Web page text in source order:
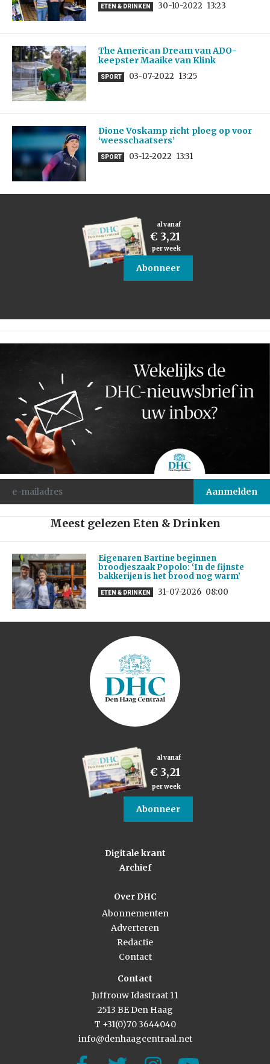
ETEN & DRINKEN 30-10-2022 13:23
The American Dream van ADO-
keepster Maaike van Klink
SPORT 03-07-2022 13:25
Dione Voskamp richt ploeg op voor
‘weesschaatsers’
SPORT 03-12-2022 13:31
al vanaf
€ 3,21
per week
Abonneer
Meest gelezen Eten & Drinken
Eigenaren Bartine beginnen
broodjeszaak Popolo: ‘In de fijnste
bakkerijen is het brood nog warm’
ETEN & DRINKEN 31-07-2026 08:00
al vanaf
€ 3,21
per week
Abonneer
Digitale krant
Archief
Over DHC
Abonnementen
Adverteren
Redactie
Contact
Contact
Juffrouw Idastraat 11
2513 BE Den Haag
T +31(0)70 3644040
info@denhaagcentraal.net